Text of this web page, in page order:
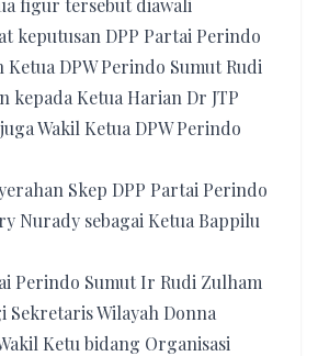
figur tersebut diawali
keputusan DPP Partai Perindo
DPW Perindo Sumut Rudi
kepada Ketua Harian Dr JTP
Wakil Ketua DPW Perindo
Skep DPP Partai Perindo
Nurady sebagai Ketua Bappilu
Perindo Sumut Ir Rudi Zulham
Wilayah Donna
Ketu bidang Organisasi